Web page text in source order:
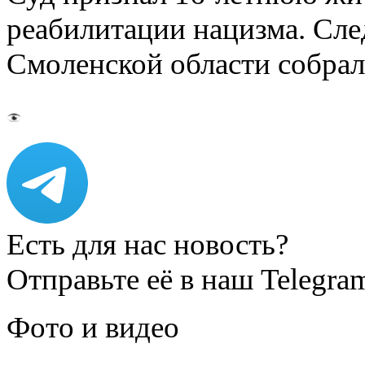
реабилитации нацизма.
Смоленской области
Есть для нас новость?
Отправьте её в наш
Фото и видео